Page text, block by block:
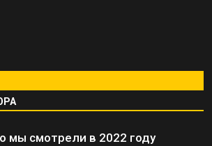
мы смотрели в 2022 году